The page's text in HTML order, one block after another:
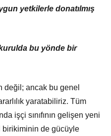
yetkilerle donatılmış
bu yönde bir
değil; ancak bu genel
yaratabiliriz. Tüm
işçi sınıfının gelişen yeni
de gücüyle